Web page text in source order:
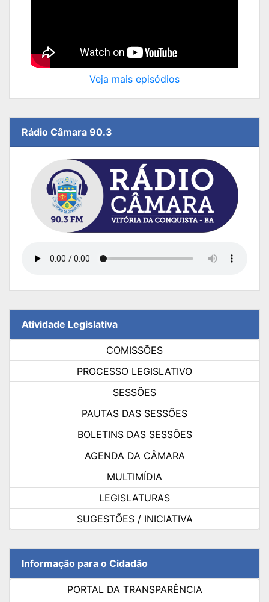
Veja mais episódios
Rádio Câmara 90.3
Atividade Legislativa
COMISSÕES
PROCESSO LEGISLATIVO
SESSÕES
PAUTAS DAS SESSÕES
BOLETINS DAS SESSÕES
AGENDA DA CÂMARA
MULTIMÍDIA
LEGISLATURAS
SUGESTÕES / INICIATIVA
Informação para o Cidadão
PORTAL DA TRANSPARÊNCIA